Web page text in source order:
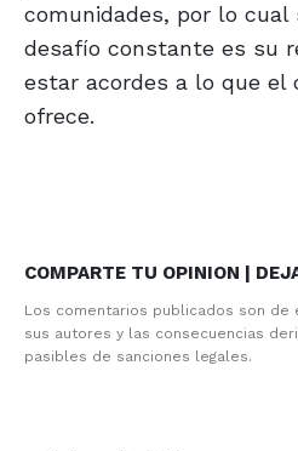
comunidades, por lo cual
desafío constante es su
estar acordes a lo que el
ofrece.
COMPARTE TU OPINION |
Los comentarios publicados son de
sus autores y las consecuencias
pasibles de sanciones legales.